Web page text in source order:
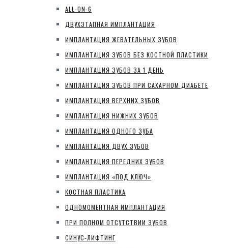
ALL-ON-6
ДВУХЭТАПНАЯ ИМПЛАНТАЦИЯ
ИМПЛАНТАЦИЯ ЖЕВАТЕЛЬНЫХ ЗУБОВ
ИМПЛАНТАЦИЯ ЗУБОВ БЕЗ КОСТНОЙ ПЛАСТИКИ
ИМПЛАНТАЦИЯ ЗУБОВ ЗА 1 ДЕНЬ
ИМПЛАНТАЦИЯ ЗУБОВ ПРИ САХАРНОМ ДИАБЕТЕ
ИМПЛАНТАЦИЯ ВЕРХНИХ ЗУБОВ
ИМПЛАНТАЦИЯ НИЖНИХ ЗУБОВ
ИМПЛАНТАЦИЯ ОДНОГО ЗУБА
ИМПЛАНТАЦИЯ ДВУХ ЗУБОВ
ИМПЛАНТАЦИЯ ПЕРЕДНИХ ЗУБОВ
ИМПЛАНТАЦИЯ «ПОД КЛЮЧ»
КОСТНАЯ ПЛАСТИКА
ОДНОМОМЕНТНАЯ ИМПЛАНТАЦИЯ
ПРИ ПОЛНОМ ОТСУТСТВИИ ЗУБОВ
СИНУС-ЛИФТИНГ